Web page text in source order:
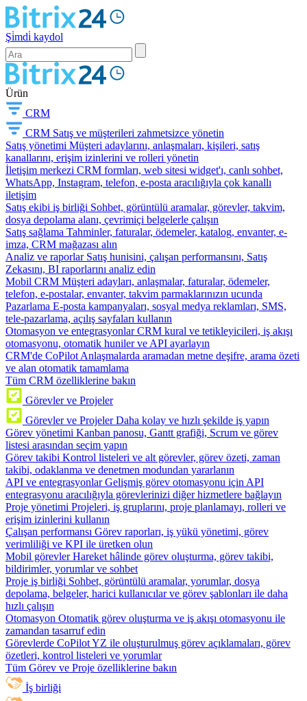
Şi̇mdi̇ kaydol
Ürün
CRM
CRM Satış ve müşterileri zahmetsizce yönetin
Satış yönetimi Müşteri adaylarını, anlaşmaları, kişileri, satış
kanallarını, erişim izinlerini ve rolleri yönetin
İletişim merkezi CRM formları, web sitesi widget'ı, canlı sohbet,
WhatsApp, Instagram, telefon, e-posta aracılığıyla çok kanallı
iletişim
Satış ekibi iş birliği Sohbet, görüntülü aramalar, görevler, takvim,
dosya depolama alanı, çevrimiçi belgelerle çalışın
Satış sağlama Tahminler, faturalar, ödemeler, katalog, envanter, e-
imza, CRM mağazası alın
Analiz ve raporlar Satış hunisini, çalışan performansını, Satış
Zekasını, BI raporlarını analiz edin
Mobil CRM Müşteri adayları, anlaşmalar, faturalar, ödemeler,
telefon, e-postalar, envanter, takvim parmaklarınızın ucunda
Pazarlama E-posta kampanyaları, sosyal medya reklamları, SMS,
tele-pazarlama, açılış sayfaları kullanın
Otomasyon ve entegrasyonlar CRM kural ve tetikleyicileri, iş akışı
otomasyonu, otomatik huniler ve API ayarlayın
CRM'de CoPilot Anlaşmalarda aramadan metne deşifre, arama özeti
ve alan otomatik tamamlama
Tüm CRM özelliklerine bakın
Görevler ve Projeler
Görevler ve Projeler Daha kolay ve hızlı şekilde iş yapın
Görev yönetimi Kanban panosu, Gantt grafiği, Scrum ve görev
listesi arasından seçim yapın
Görev takibi Kontrol listeleri ve alt görevler, görev özeti, zaman
takibi, odaklanma ve denetmen modundan yararlanın
API ve entegrasyonlar Gelişmiş görev otomasyonu için API
entegrasyonu aracılığıyla görevlerinizi diğer hizmetlere bağlayın
Proje yönetimi Projeleri, iş gruplarını, proje planlamayı, rolleri ve
erişim izinlerini kullanın
Çalışan performansı Görev raporları, iş yükü yönetimi, görev
verimliliği ve KPI ile üretken olun
Mobil görevler Hareket hâlinde görev oluşturma, görev takibi,
bildirimler, yorumlar ve sohbet
Proje iş birliği Sohbet, görüntülü aramalar, yorumlar, dosya
depolama, belgeler, harici kullanıcılar ve görev şablonları ile daha
hızlı çalışın
Otomasyon Otomatik görev oluşturma ve iş akışı otomasyonu ile
zamandan tasarruf edin
Görevlerde CoPilotYZ ile oluşturulmuş görev açıklamaları, görev
özetleri, kontrol listeleri ve yorumlar
Tüm Görev ve Proje özelliklerine bakın
İş birliği